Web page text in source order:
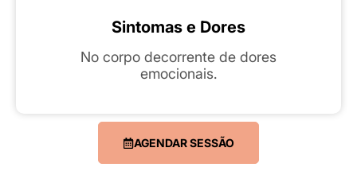
Sintomas e Dores
No corpo decorrente de dores
emocionais.
AGENDAR SESSÃO